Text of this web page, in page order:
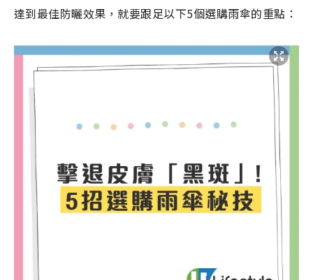
達到最佳防曬效果，就要跟足以下5個選購雨傘的重點：